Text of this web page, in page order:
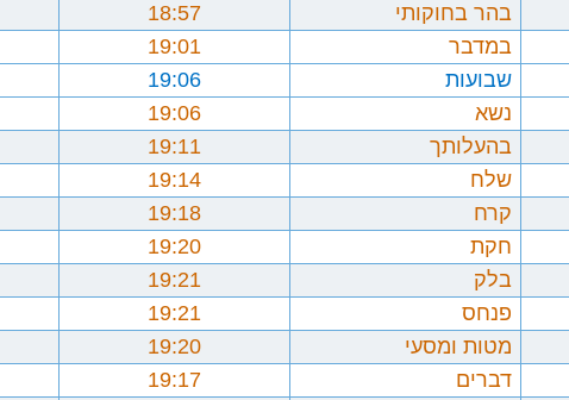
בהר בחוקותי 18:57
במדבר 19:01
שבועות 19:06
נשא 19:06
בהעלותך 19:11
שלח 19:14
קרח 19:18
חקת 19:20
בלק 19:21
פנחס 19:21
מטות ומסעי 19:20
דברים 19:17